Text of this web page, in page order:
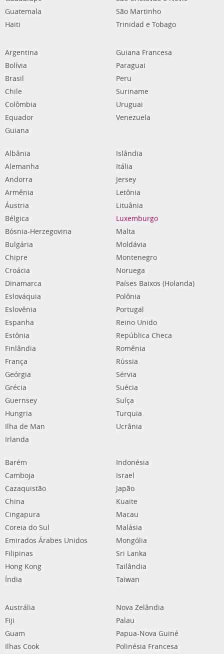
Guatemala
Haiti
São Martinho
Trinidad e Tobago
Argentina
Bolívia
Brasil
Chile
Colômbia
Equador
Guiana
Guiana Francesa
Paraguai
Peru
Suriname
Uruguai
Venezuela
Albânia
Alemanha
Andorra
Armênia
Áustria
Bélgica
Bósnia-Herzegovina
Bulgária
Chipre
Croácia
Dinamarca
Eslováquia
Eslovênia
Espanha
Estônia
Finlândia
França
Geórgia
Grécia
Guernsey
Hungria
Ilha de Man
Irlanda
Islândia
Itália
Jersey
Letônia
Lituânia
Luxemburgo
Malta
Moldávia
Montenegro
Noruega
Países Baixos (Holanda)
Polônia
Portugal
Reino Unido
República Checa
Romênia
Rússia
Sérvia
Suécia
Suíça
Turquia
Ucrânia
Barém
Camboja
Cazaquistão
China
Cingapura
Coreia do Sul
Emirados Árabes Unidos
Filipinas
Hong Kong
Índia
Indonésia
Israel
Japão
Kuaite
Macau
Malásia
Mongólia
Sri Lanka
Tailândia
Taiwan
Austrália
Fiji
Guam
Ilhas Cook
Nova Zelândia
Palau
Papua-Nova Guiné
Polinésia Francesa